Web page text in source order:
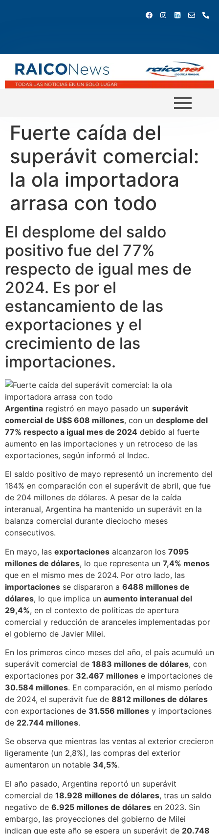
Fuerte caída del
superávit comercial:
la ola importadora
arrasa con todo
El desplome del saldo
positivo fue del 77%
respecto de igual mes de
2024. Es por el
estancamiento de las
exportaciones y el
crecimiento de las
importaciones.
Argentina registró en mayo pasado un superávit
comercial de U$S 608 millones, con un desplome del
77% respecto a igual mes de 2024 debido al fuerte
aumento en las importaciones y un retroceso de las
exportaciones, según informó el Indec.
El saldo positivo de mayo representó un incremento del
184% en comparación con el superávit de abril, que fue
de 204 millones de dólares. A pesar de la caída
interanual, Argentina ha mantenido un superávit en la
balanza comercial durante dieciocho meses
consecutivos.
En mayo, las exportaciones alcanzaron los 7095
millones de dólares, lo que representa un 7,4% menos
que en el mismo mes de 2024. Por otro lado, las
importaciones se dispararon a 6488 millones de
dólares, lo que implica un aumento interanual del
29,4%, en el contexto de políticas de apertura
comercial y reducción de aranceles implementadas por
el gobierno de Javier Milei.
En los primeros cinco meses del año, el país acumuló un
superávit comercial de 1883 millones de dólares, con
exportaciones por 32.467 millones e importaciones de
30.584 millones. En comparación, en el mismo período
de 2024, el superávit fue de 8812 millones de dólares
con exportaciones de 31.556 millones y importaciones
de 22.744 millones.
Se observa que mientras las ventas al exterior crecieron
ligeramente (un 2,8%), las compras del exterior
aumentaron un notable 34,5%.
El año pasado, Argentina reportó un superávit
comercial de 18.928 millones de dólares, tras un saldo
negativo de 6.925 millones de dólares en 2023. Sin
embargo, las proyecciones del gobierno de Milei
indican que este año se espera un superávit de 20.748